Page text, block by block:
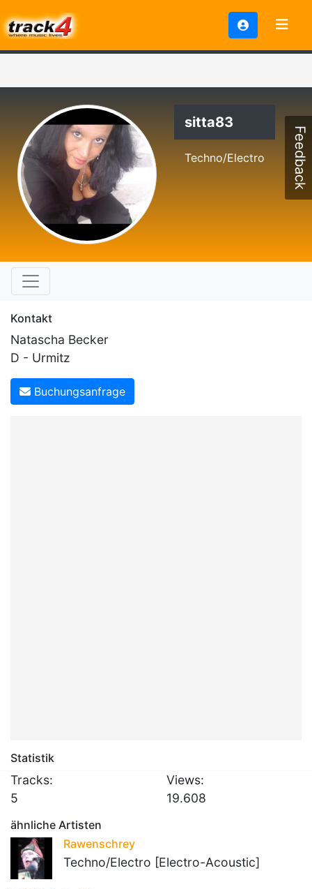
sitta83
Techno/Electro
Kontakt
Natascha Becker
D - Urmitz
Buchungsanfrage
Statistik
Tracks:
5
Views:
19.608
ähnliche Artisten
Rawenschrey
Techno/Electro [Electro-Acoustic]
Feedback